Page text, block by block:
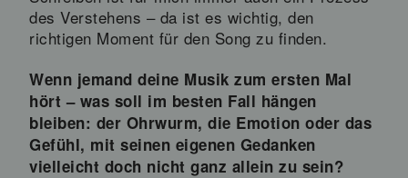
des Verstehens – da ist es wichtig, den
richtigen Moment für den Song zu finden.
Wenn jemand deine Musik zum ersten Mal
hört – was soll im besten Fall hängen
bleiben: der Ohrwurm, die Emotion oder das
Gefühl, mit seinen eigenen Gedanken
vielleicht doch nicht ganz allein zu sein?